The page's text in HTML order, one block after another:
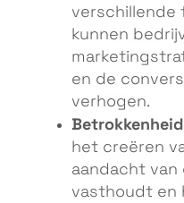
verschillende
kunnen
en de
verhogen.
het creëren
aandacht van
vasthoudt en